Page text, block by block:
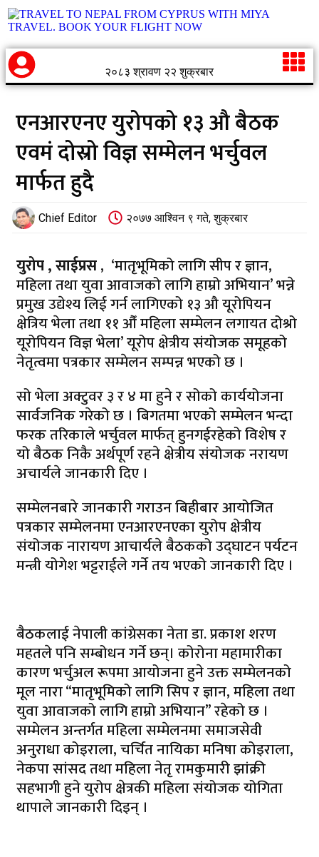
२०८३ श्रावण २२ शुक्रबार
एनआरएनए युरोपको १३ औ बैठक
एवमं दोस्रो विज्ञ सम्मेलन भर्चुवल
मार्फत हुदै
Chief Editor २०७७ आश्विन ९ गते, शुक्रबार
युरोप , साईप्रस, ‘मातृभूमिको लागि सीप र ज्ञान,
महिला तथा युवा आवाजको लागि हाम्रो अभियान’ भन्ने
प्रमुख उद्येश्य लिई गर्न लागिएको १३ औ यूरोपियन
क्षेत्रिय भेला तथा ११ औँ महिला सम्मेलन लगायत दोश्रो
यूरोपियन विज्ञ भेला’ यूरोप क्षेत्रीय संयोजक समूहको
नेतृत्वमा पत्रकार सम्मेलन सम्पन्न भएको छ ।
सो भेला अक्टुवर ३ र ४ मा हुने र सोको कार्ययोजना
सार्वजनिक गरेको छ । बिगतमा भएको सम्मेलन भन्दा
फरक तरिकाले भर्चुवल मार्फत् हुनगईरहेको विशेष र
यो बैठक निकै अर्थपूर्ण रहने क्षेत्रीय संयोजक नरायण
अचार्यले जानकारी दिए ।
सम्मेलनबारे जानकारी गराउन बिहीबार आयोजित
पत्रकार सम्मेलनमा एनआरएनएका युरोप क्षेत्रीय
संयोजक नारायण आचार्यले बैठकको उद्घाटन पर्यटन
मन्त्री योगेश भट्टराईले गर्ने तय भएको जानकारी दिए ।
बैठकलाई नेपाली कांग्रेसका नेता डा. प्रकाश शरण
महतले पनि सम्बोधन गर्ने छन्। कोरोना महामारीका
कारण भर्चुअल रूपमा आयोजना हुने उक्त सम्मेलनको
मूल नारा “मातृभूमिको लागि सिप र ज्ञान, महिला तथा
युवा आवाजको लागि हाम्रो अभियान” रहेको छ ।
सम्मेलन अन्तर्गत महिला सम्मेलनमा समाजसेवी
अनुराधा कोइराला, चर्चित नायिका मनिषा कोइराला,
नेकपा सांसद तथा महिला नेतृ रामकुमारी झांक्री
सहभागी हुने युरोप क्षेत्रकी महिला संयोजक योगिता
थापाले जानकारी दिइन् ।